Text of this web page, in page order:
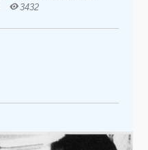
3432